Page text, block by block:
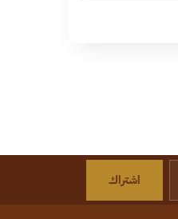
مستغلة الانشغال
اشتراك